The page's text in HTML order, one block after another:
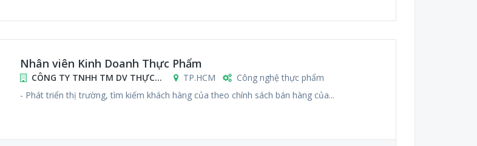
Nhân viên Kinh Doanh Thực Phẩm
CÔNG TY TNHH TM DV THỰC... TP.HCM
Công nghệ thực phẩm
- Phát triển thị trường, tìm kiếm khách hàng của theo chính sách bán hàng của...